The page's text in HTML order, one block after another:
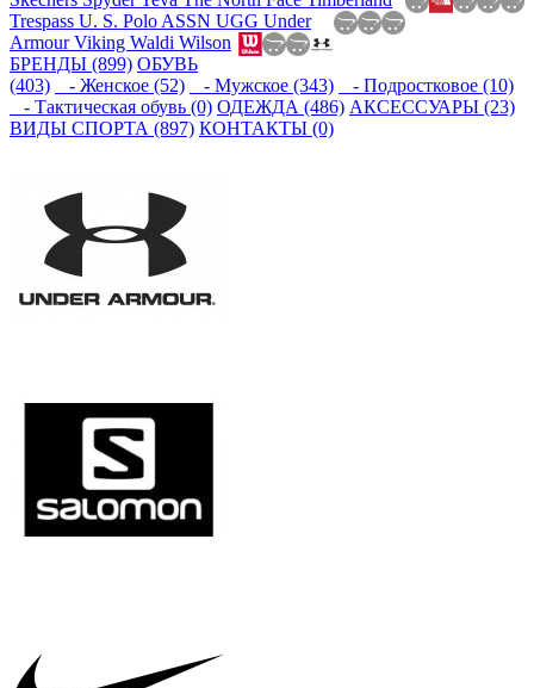
Trespass U. S. Polo ASSN UGG Under
ArmourViking Waldi Wilson
БРЕНДЫ (899) ОБУВЬ
(403)
- Женское (52) - Мужское (343)
- Подростковое (10)
- Тактическая обувь (0) ОДЕЖДА (486) АКСЕССУАРЫ (23)
ВИДЫ СПОРТА (897) КОНТАКТЫ (0)